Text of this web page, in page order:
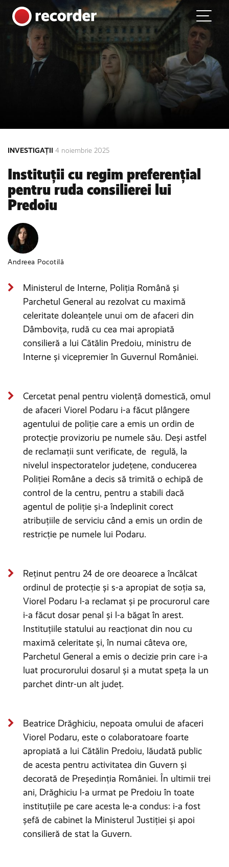
Skip to content
Main Navigation
INVESTIGAȚII 4 noiembrie 2025
Instituții cu regim preferențial
pentru ruda consilierei lui
Predoiu
Andreea Pocotilă
Ministerul de Interne, Poliția Română și
Parchetul General au rezolvat cu maximă
celeritate doleanțele unui om de afaceri din
Dâmbovița, rudă cu cea mai apropiată
consilieră a lui Cătălin Predoiu, ministru de
Interne și vicepremier în Guvernul României.
Cercetat penal pentru violență domestică, omul
de afaceri Viorel Podaru i-a făcut plângere
agentului de poliție care a emis un ordin de
protecție provizoriu pe numele său. Deși astfel
de reclamații sunt verificate, de regulă, la
nivelul inspectoratelor județene, conducerea
Poliției Române a decis să trimită o echipă de
control de la centru, pentru a stabili dacă
agentul de poliție și-a îndeplinit corect
atribuțiile de serviciu când a emis un ordin de
restricție pe numele lui Podaru.
Reținut pentru 24 de ore deoarece a încălcat
ordinul de protecție și s-a apropiat de soția sa,
Viorel Podaru l-a reclamat și pe procurorul care
i-a făcut dosar penal și l-a băgat în arest.
Instituțiile statului au reacționat din nou cu
maximă celeritate și, în numai câteva ore,
Parchetul General a emis o decizie prin care i-a
luat procurorului dosarul și a mutat speța la un
parchet dintr-un alt județ.
Beatrice Drăghiciu, nepoata omului de afaceri
Viorel Podaru, este o colaboratoare foarte
apropiată a lui Cătălin Predoiu, lăudată public
de acesta pentru activitatea din Guvern și
decorată de Președinția României. În ultimii trei
ani, Drăghiciu l-a urmat pe Predoiu în toate
instituțiile pe care acesta le-a condus: i-a fost
șefă de cabinet la Ministerul Justiției și apoi
consilieră de stat la Guvern.